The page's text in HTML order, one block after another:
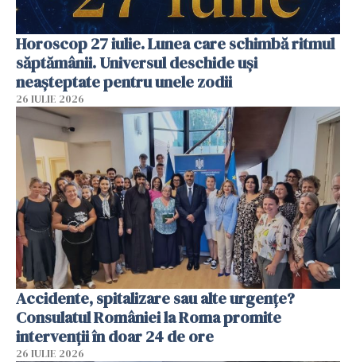
Horoscop 27 iulie. Lunea care schimbă ritmul
săptămânii. Universul deschide uși
neașteptate pentru unele zodii
26 IULIE 2026
Accidente, spitalizare sau alte urgențe?
Consulatul României la Roma promite
intervenții în doar 24 de ore
26 IULIE 2026